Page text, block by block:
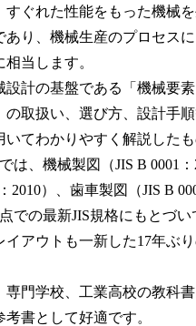
すぐれた性能をもった機械
あり、機械生産のプロセス
当します。
設計の基盤である「機械要素
の取扱い、選び方、設計手
いてわかりやすく解説したも
は、機械製図（JIS B 0001
：2010）、歯車製図（JIS B
での最新JIS規格にもとづ
アウトも一新した17年ぶり
専門学校、工業高校の教科
書として好適です。